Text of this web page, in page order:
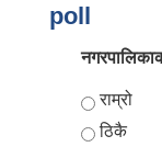
poll
Choices
राम्रो
ठिकै